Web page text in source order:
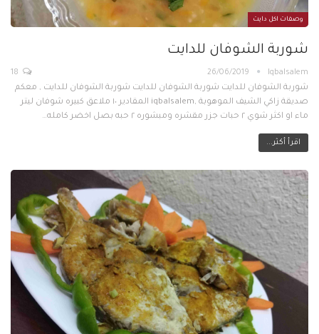
وصفات اكل دايت
شوربة الشوفان للدايت
Iqbalsalem
26/06/2019
شوربة الشوفان للدايت شوربة الشوفان للدايت شوربة الشوفان للدايت , معكم
صديقة زاكي الشيف الموهوبة ,iqbalsalem المقادير ١٠ ملاعق كبيره شوفان ليتر
ماء او اكثر شوي ٢ حبات جزر مقشره ومبشوره ٢ حبه بصل اخضر كامله…
اقرأ أكثر...